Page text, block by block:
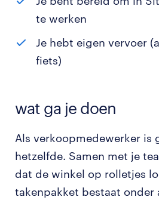
te werken
Je hebt eigen vervoer
fiets)
wat ga je doen
Als verkoopmedewerker is
hetzelfde. Samen met je
dat de winkel op rolletjes
takenpakket bestaat onder